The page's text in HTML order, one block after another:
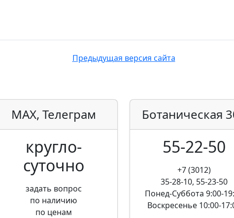
Предыдущая версия сайта
MAX, Телеграм
кругло­
суточно
задать вопрос
по наличию
по ценам
Ботаническая
55-22-50
+7 (3012)
35-28-10, 55-23-50
Понед-Суббота 9:00-
Воскресенье 10:00-